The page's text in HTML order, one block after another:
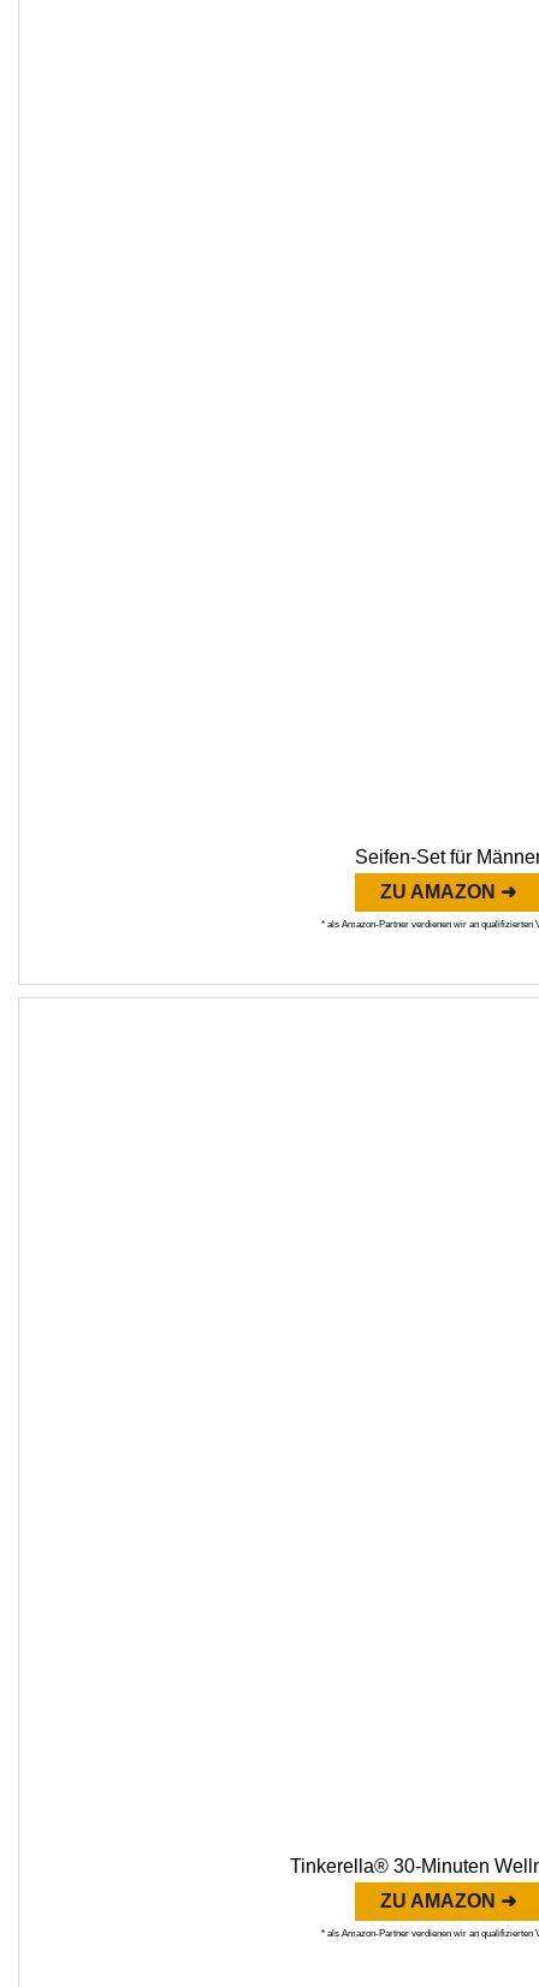
Seifen-Set für
ZU AMAZON ➜
* als Amazon-Partner verdienen wir an qualifizierten
Tinkerella® 30-Minuten
ZU AMAZON ➜
* als Amazon-Partner verdienen wir an qualifizierten